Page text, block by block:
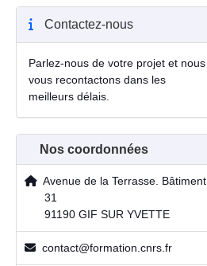
Contactez-nous
Parlez-nous de votre projet et nous
vous recontactons dans les
meilleurs délais.
Nos coordonnées
Avenue de la Terrasse. Bâtiment
31
91190 GIF SUR YVETTE
contact@formation.cnrs.fr